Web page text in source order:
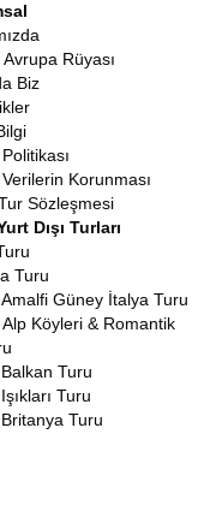
arazilerinin hemen
ve ölüm arasındaki
yaşamı, batı
bu sembolizmi
deniz kum güneş
Tatil Turu
yüzmek için değil,
sadece bronzlaşmak
Han El-Halili
esnafla
oturup nargile içen
ve ruhunu
ve misafirperverliği,
bir misafir gibi
etkisinden uzun süre
gölgesinde geçmişi
görünse de
Sadece bir tur
Rüyası
Biz
Korunması
Sözleşmesi
Dışı Turları
Turu
Güney İtalya Turu
Köyleri & Romantik
Turu
Turu
Turu